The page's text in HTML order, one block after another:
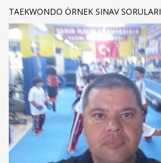
TAEKWONDO ÖRNEK SINAV SORULARI